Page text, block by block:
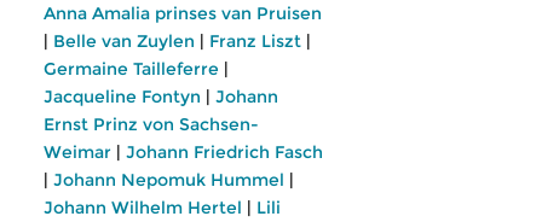
Anna Amalia prinses van Pruisen
| Belle van Zuylen | Franz Liszt |
Germaine Tailleferre |
Jacqueline Fontyn | Johann
Ernst Prinz von Sachsen-
Weimar | Johann Friedrich Fasch
| Johann Nepomuk Hummel |
Johann Wilhelm Hertel | Lili